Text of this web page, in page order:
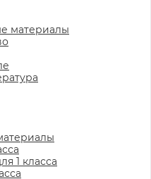
материалы
1 класса